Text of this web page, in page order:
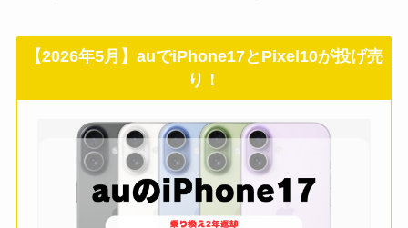
【2026年5月】auでiPhone17とPixel10が投げ売
り！